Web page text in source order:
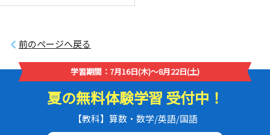
前のページへ戻る
学習期間：7月16日(木)～8月22日(土)
夏の無料体験学習 受付中！
【教科】算数・数学/英語/国語